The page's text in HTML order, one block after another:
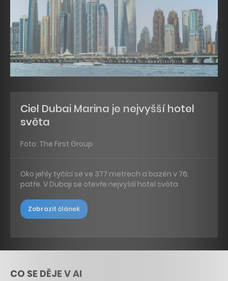
Ciel Dubai Marina je nejvyšší hotel
světa
Foto: The First Group
Oko jehly tyčící se ve 377 metrech a bazén v 76.
patře. V Dubaji se otevře nejvyšší hotel světa
Zobrazit článek
CO SE DĚJE V AI